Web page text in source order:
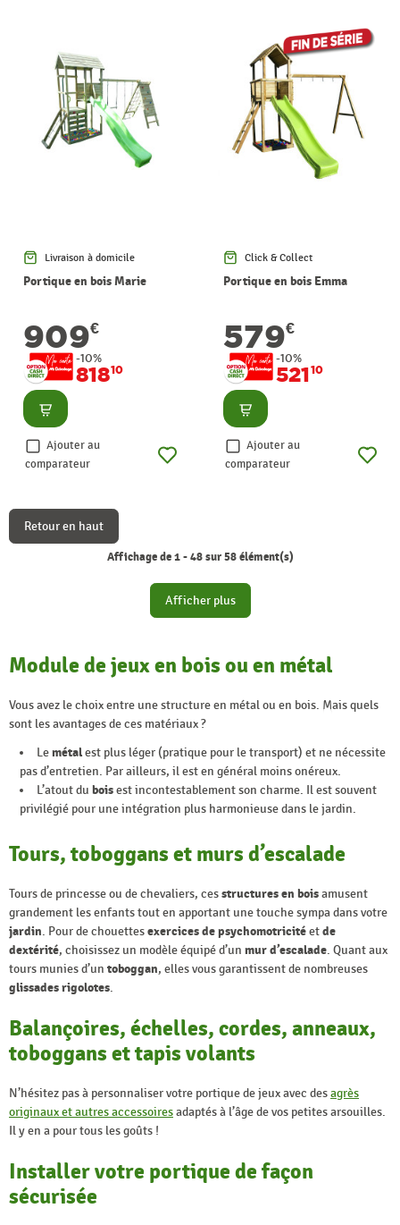
Livraison à domicile
Portique en bois Marie
909€
-10%
81810
Consulter
Ajouter au
comparateur
Click & Collect
Portique en bois Emma
579€
-10%
52110
Consulter
Ajouter au
comparateur
Retour en haut
Affichage de 1 - 48 sur 58 élément(s)
Afficher plus
Module de jeux en bois ou en métal
Vous avez le choix entre une structure en métal ou en bois. Mais quels
sont les avantages de ces matériaux ?
Lemétalest plus léger (pratique pour le transport) et ne nécessite
pas d’entretien. Par ailleurs, il est en général moins onéreux.
L’atout du boisest incontestablement son charme. Il est souvent
privilégié pour une intégration plus harmonieuse dans le jardin.
Tours, toboggans et murs d’escalade
Tours de princesse ou de chevaliers, cesstructures en boisamusent
grandement les enfants tout en apportant une touche sympa dans votre
jardin. Pour de chouettesexercices de psychomotricitéetde
dextérité, choisissez un modèle équipé d’un mur d’escalade. Quant aux
tours munies d’un toboggan, elles vous garantissent de nombreuses
glissades rigolotes.
Balançoires, échelles, cordes, anneaux,
toboggans et tapis volants
N’hésitez pas à personnaliser votre portique de jeux avec desagrès
originaux et autres accessoiresadaptés à l’âge de vos petites arsouilles.
Il y en a pour tous les goûts !
Installer votre portique de façon
sécurisée